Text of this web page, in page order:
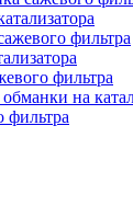
фильтра
фильтра
на
фильтра